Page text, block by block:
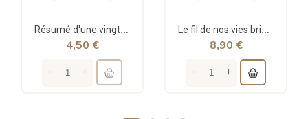
Résumé d'une vingtaine de règles jurisprudentielles liées au voyage - Bazmoul - Héritage...
4,50 €
Le fil de nos vies brisées - poche - Cécile Hennion - Points
8,90 €